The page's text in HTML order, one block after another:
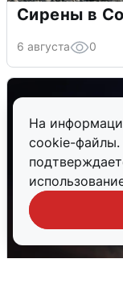
На
cookie-файлы.
Сирены в
6 августа 0